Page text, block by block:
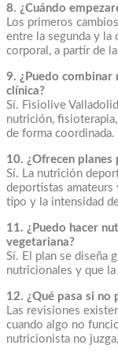
8. ¿Cuándo
Los primeros
entre la segunda y la
corporal, a partir de
9. ¿Puedo
clínica?
Sí. Fisiolive
nutrición,
de forma coordinada.
10. ¿Ofrecen
Sí. La nutrición
deportistas amateurs
tipo y la intensidad
11. ¿Puedo hacer
vegetariana?
Sí. El plan se diseña
nutricionales y que
12. ¿Qué pasa si no
Las revisiones
cuando algo no
nutricionista no